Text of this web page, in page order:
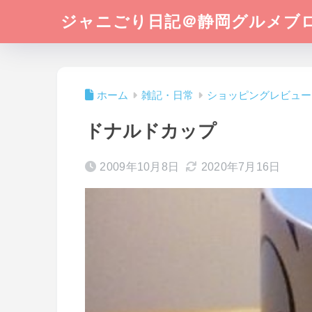
ジャニごり日記＠静岡グルメブ
ホーム 雑記・日常 ショッピングレビュー
ドナルドカップ
2009年10月8日 2020年7月16日